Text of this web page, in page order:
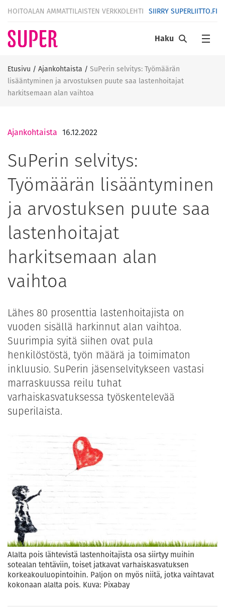
HOITOALAN AMMATTILAISTEN VERKKOLEHTI SIIRRY SUPERLIITTO.FI
Haku
Etusivu / Ajankohtaista / SuPerin selvitys: Työmäärän
lisääntyminen ja arvostuksen puute saa lastenhoitajat
harkitsemaan alan vaihtoa
Ajankohtaista 16.12.2022
SuPerin selvitys:
Työmäärän lisääntyminen
ja arvostuksen puute saa
lastenhoitajat
harkitsemaan alan
vaihtoa
Lähes 80 prosenttia lastenhoitajista on
vuoden sisällä harkinnut alan vaihtoa.
Suurimpia syitä siihen ovat pula
henkilöstöstä, työn määrä ja toimimaton
inkluusio. SuPerin jäsenselvitykseen vastasi
marraskuussa reilu tuhat
varhaiskasvatuksessa työskentelevää
superilaista.
Alalta pois lähtevistä lastenhoitajista osa siirtyy muihin
sotealan tehtäviin, toiset jatkavat varhaiskasvatuksen
korkeakouluopintoihin. Paljon on myös niitä, jotka vaihtavat
kokonaan alalta pois. Kuva: Pixabay